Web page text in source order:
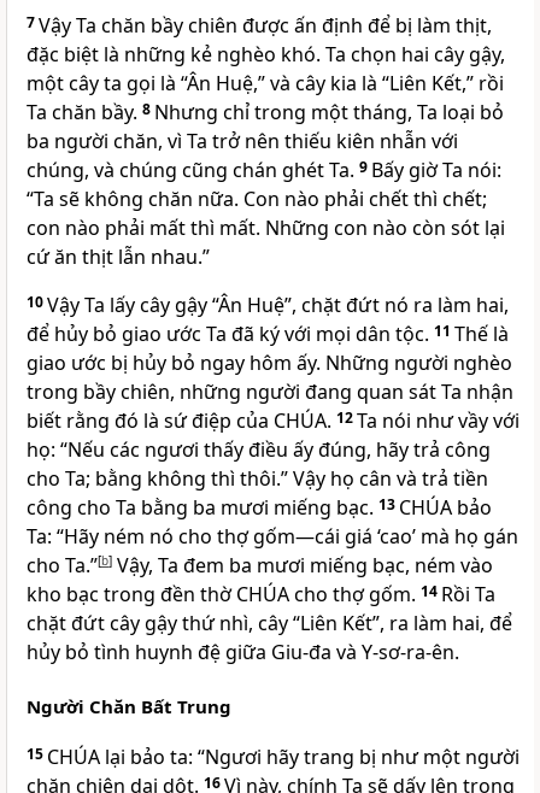
7Vậy Ta chăn bầy chiên được ấn định để bị làm thịt,
đặc biệt là những kẻ nghèo khó. Ta chọn hai cây gậy,
một cây ta gọi là “Ân Huệ,” và cây kia là “Liên Kết,” rồi
Ta chăn bầy. 8 Nhưng chỉ trong một tháng, Ta loại bỏ
ba người chăn, vì Ta trở nên thiếu kiên nhẫn với
chúng, và chúng cũng chán ghét Ta. 9 Bấy giờ Ta nói:
“Ta sẽ không chăn nữa. Con nào phải chết thì chết;
con nào phải mất thì mất. Những con nào còn sót lại
cứ ăn thịt lẫn nhau.”
10Vậy Ta lấy cây gậy “Ân Huệ”, chặt đứt nó ra làm hai,
để hủy bỏ giao ước Ta đã ký với mọi dân tộc. 11 Thế là
giao ước bị hủy bỏ ngay hôm ấy. Những người nghèo
trong bầy chiên, những người đang quan sát Ta nhận
biết rằng đó là sứ điệp của CHÚA. 12Ta nói như vầy với
họ: “Nếu các ngươi thấy điều ấy đúng, hãy trả công
cho Ta; bằng không thì thôi.” Vậy họ cân và trả tiền
công cho Ta bằng ba mươi miếng bạc. 13 CHÚA bảo
Ta: “Hãy ném nó cho thợ gốm—cái giá ‘cao’ mà họ gán
cho Ta.”[b] Vậy, Ta đem ba mươi miếng bạc, ném vào
kho bạc trong đền thờCHÚAcho thợ gốm. 14 Rồi Ta
chặt đứt cây gậy thứ nhì, cây “Liên Kết”, ra làm hai, để
hủy bỏ tình huynh đệ giữa Giu-đa và Y-sơ-ra-ên.
Người Chăn Bất Trung
15 CHÚA lại bảo ta: “Ngươi hãy trang bị như một người
chăn chiên dại dột. 16Vì này, chính Ta sẽ dấy lên trong